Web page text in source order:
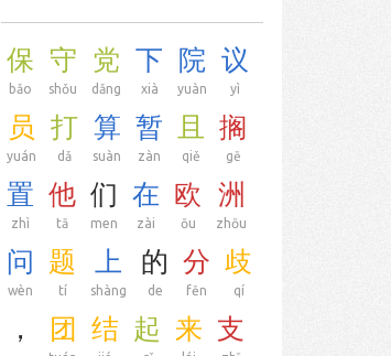
保
bǎo
守
shǒu
党
dǎng
下
xià
院
yuàn
议
yì
员
yuán
打
dǎ
算
suàn
暂
zàn
且
qiě
搁
gē
置
zhì
他
tā
们
men
在
zài
欧
ōu
洲
zhōu
问
wèn
题
tí
上
shàng
的
de
分
fēn
歧
qí
， 团 结 起 来 支